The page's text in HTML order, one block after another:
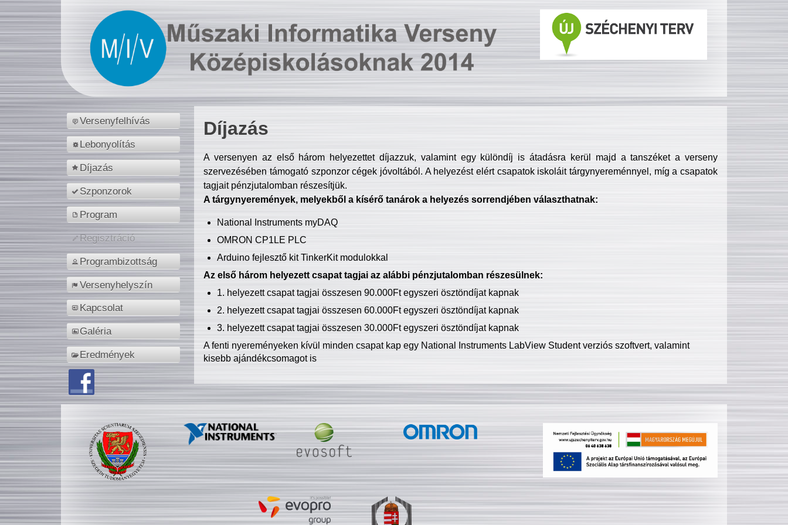
Versenyfelhívás
Lebonyolítás
Díjazás
Szponzorok
Program
Regisztráció
Programbizottság
Versenyhelyszín
Kapcsolat
Galéria
Eredmények
Díjazás
A versenyen az első három helyezettet díjazzuk, valamint egy különdíj is átadásra kerül majd a tanszéket a verseny
szervezésében támogató szponzor cégek jóvoltából. A helyezést elért csapatok iskoláit tárgynyereménnyel, míg a csapatok
tagjait pénzjutalomban részesítjük.
A tárgynyeremények, melyekből a kísérő tanárok a helyezés sorrendjében választhatnak:
National Instruments myDAQ
OMRON CP1LE PLC
Arduino fejlesztő kit TinkerKit modulokkal
Az első három helyezett csapat tagjai az alábbi pénzjutalomban részesülnek:
1. helyezett csapat tagjai összesen 90.000Ft egyszeri ösztöndíjat kapnak
2. helyezett csapat tagjai összesen 60.000Ft egyszeri ösztöndíjat kapnak
3. helyezett csapat tagjai összesen 30.000Ft egyszeri ösztöndíjat kapnak
A fenti nyereményeken kívül minden csapat kap egy National Instruments LabView Student verziós szoftvert, valamint
kisebb ajándékcsomagot is